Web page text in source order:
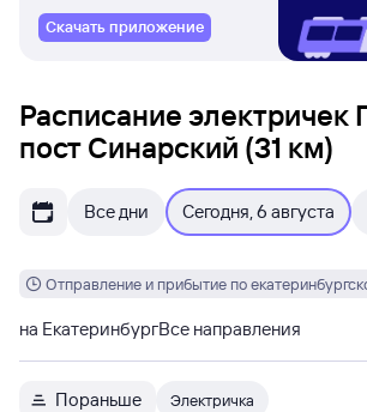
Скачать приложение
Расписание электричек
пост Синарский (31 км)
Все дни Сегодня, 6 августа
Отправление и прибытие по
на ЕкатеринбургВсе направления
Пораньше Электричка